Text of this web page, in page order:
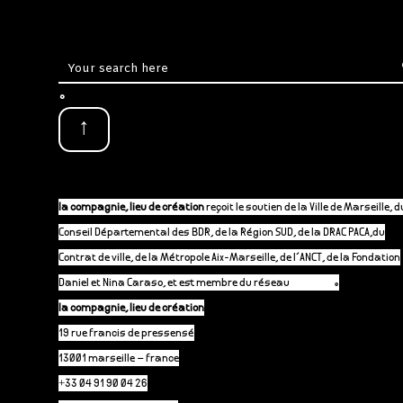
.
↑
la compagnie, lieu de créationreçoit le soutien de la Ville de Marseille,
Conseil Départemental des BDR, de la Région SUD, de la DRAC PACA,du
Contrat de ville, de la Métropole Aix-Marseille, de l’ANCT, de la Fondation
Daniel et Nina Caraso, et est membre du réseau .
la compagnie, lieu de création
19 rue francis de pressensé
13001 marseille – france
+33 04 91 90 04 26